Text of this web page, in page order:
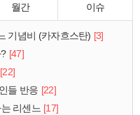
월간 이슈
기념비 (카자흐스탄) [3]
[47]
[22]
들 반응 [22]
리센느 [17]